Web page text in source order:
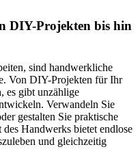
DIY-Projekten bis hin
sind handwerkliche
Von DIY-Projekten für Ihr
es gibt unzählige
Verwandeln Sie
gestalten Sie praktische
Handwerks bietet endlose
und gleichzeitig